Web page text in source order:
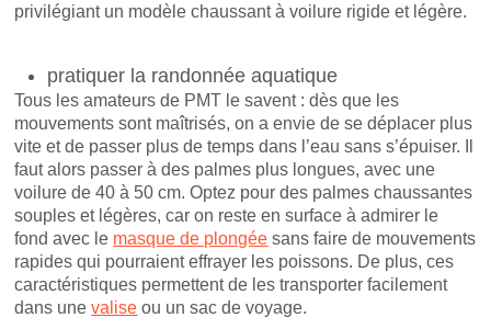
privilégiant un modèle chaussant à voilure rigide et légère.
pratiquer la randonnée aquatique
Tous les amateurs de PMT le savent : dès que les
mouvements sont maîtrisés, on a envie de se déplacer plus
vite et de passer plus de temps dans l’eau sans s’épuiser. Il
faut alors passer à des palmes plus longues, avec une
voilure de 40 à 50 cm. Optez pour des palmes chaussantes
souples et légères, car on reste en surface à admirer le
fond avec le masque de plongée sans faire de mouvements
rapides qui pourraient effrayer les poissons. De plus, ces
caractéristiques permettent de les transporter facilement
dans unevalise ou un sac de voyage.